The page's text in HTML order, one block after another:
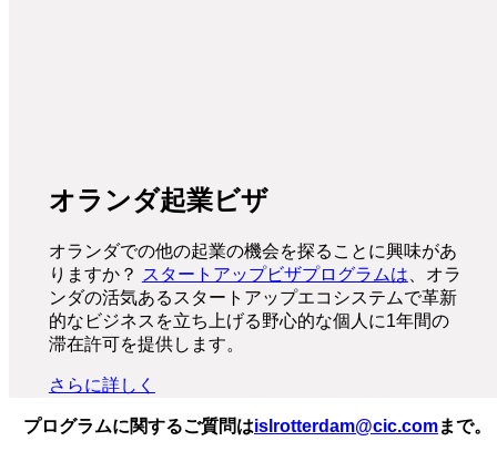
オランダ起業ビザ
オランダでの他の起業の機会を探ることに興味があ
りますか？ スタートアップビザプログラムは 、オラ
ンダの活気あるスタートアップエコシステムで革新
的なビジネスを立ち上げる野心的な個人に1年間の
滞在許可を提供します。
さらに詳しく
プログラムに関するご質問はislrotterdam@cic.comまで。